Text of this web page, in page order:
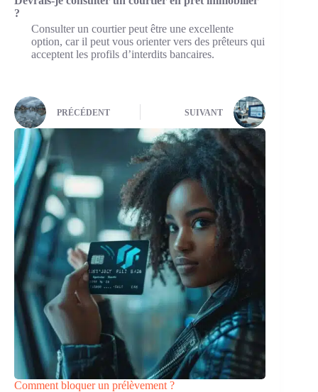
?
Consulter un courtier peut être une excellente
option, car il peut vous orienter vers des prêteurs qui
acceptent les profils d’interdits bancaires.
PRÉCÉDENT SUIVANT
Comment bloquer un prélèvement ?